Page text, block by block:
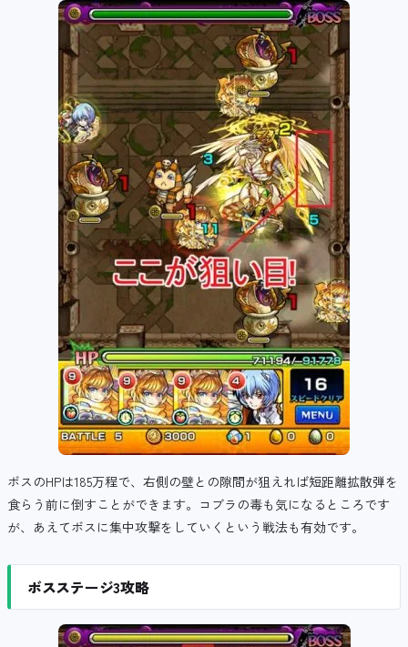
ボスのHPは185万程で、右側の壁との隙間が狙えれば短距離拡散弾を
食らう前に倒すことができます。コブラの毒も気になるところです
が、あえてボスに集中攻撃をしていくという戦法も有効です。
ボスステージ3攻略